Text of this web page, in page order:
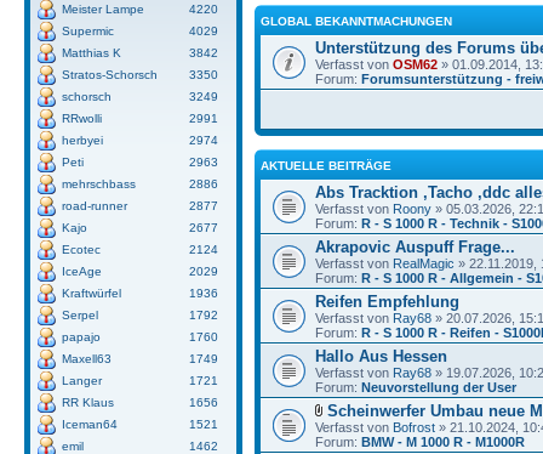
Meister Lampe
4220
Supermic
4029
Matthias K
3842
Stratos-Schorsch
3350
schorsch
3249
RRwolli
2991
herbyei
2974
Peti
2963
mehrschbass
2886
road-runner
2877
Kajo
2677
Ecotec
2124
IceAge
2029
Kraftwürfel
1936
Serpel
1792
papajo
1760
Maxell63
1749
Langer
1721
RR Klaus
1656
Iceman64
1521
emil
1462
GLOBAL BEKANNTMACHUNGEN
Unterstützung des Forums
Verfasst von OSM62 » 01.09.2014,
Forum: Forumsunterstützung -
AKTUELLE BEITRÄGE
Abs Tracktion ,Tacho ,ddc
Verfasst von Roony » 05.03.2026,
Forum: R - S 1000 R - Technik -
Akrapovic Auspuff Frage...
Verfasst von RealMagic » 22.11.2019,
Forum: R - S 1000 R - Allgemein -
Reifen Empfehlung
Verfasst von Ray68 » 20.07.2026,
Forum: R - S 1000 R - Reifen -
Hallo Aus Hessen
Verfasst von Ray68 » 19.07.2026,
Forum: Neuvorstellung der User
Scheinwerfer Umbau neue
Verfasst von Bofrost » 21.10.2024,
Forum: BMW - M 1000 R - M1000R